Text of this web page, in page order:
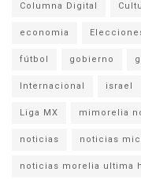
Columna Digital
economia
fútbol gobierno
Internacional israel
Liga MX mimorelia
noticias noticias
noticias morelia ultima